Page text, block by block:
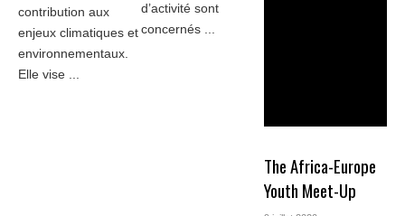
contribution aux
enjeux climatiques et
environnementaux.
Elle vise ...
d’activité sont
concernés ...
The Africa-Europe
Youth Meet-Up